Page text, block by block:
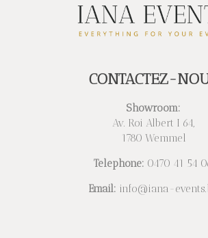
CONTACTEZ-
Showroom:
Av. Roi Albert I 64,
1780 Wemmel
Telephone: 0470 41 54
Email: info@iana-